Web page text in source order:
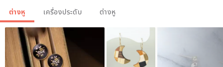
defect, please understand
❕If you consider time issues or urgent issues, please communicate
with Huajin before bidding
IG: hanakin_hm
ต่างหู เครื่องประดับ ต่างหู